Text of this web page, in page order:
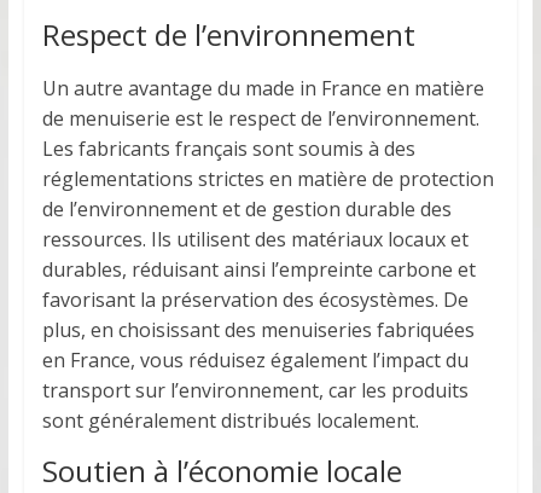
Respect de l’environnement
Un autre avantage du made in France en matière
de menuiserie est le respect de l’environnement.
Les fabricants français sont soumis à des
réglementations strictes en matière de protection
de l’environnement et de gestion durable des
ressources. Ils utilisent des matériaux locaux et
durables, réduisant ainsi l’empreinte carbone et
favorisant la préservation des écosystèmes. De
plus, en choisissant des menuiseries fabriquées
en France, vous réduisez également l’impact du
transport sur l’environnement, car les produits
sont généralement distribués localement.
Soutien à l’économie locale